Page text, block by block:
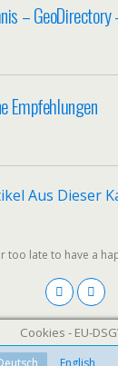
– GeoDirectory
Empfehlungen
Aus Dieser
too late to have a
Cookies - EU-
English